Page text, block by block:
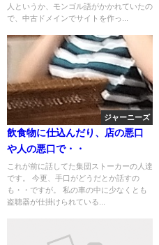
人というか、モンゴル語がかかれていたの
で、中古ドメインでサイトを作っ...
ジャーニーズ
飲食物に仕込んだり、店の悪口
や人の悪口で・・
これが前に話してた集団ストーカーの人達
です。 今更、手口がどうだとか話すの
も・・ですが。 私の車の中に少なくとも
盗聴器が仕掛けられている...